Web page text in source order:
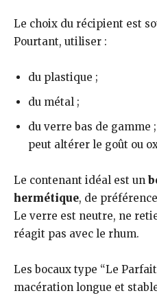
Le choix du récipient est
Pourtant, utiliser :
du plastique ;
du métal ;
du verre bas de gamme ;
peut altérer le goût ou
Le contenant idéal est un
hermétique, de
Le verre est neutre, ne
réagit pas avec le rhum.
Les bocaux type “Le
macération longue et